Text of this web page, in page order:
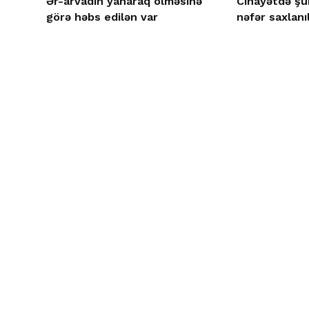
görə həbs edilən var
nəfər